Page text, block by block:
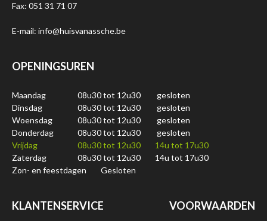
Fax: 051 31 71 07
E-mail: info@huisvanassche.be
OPENINGSUREN
Maandag 08u30 tot 12u30
gesloten
Dinsdag
08u30 tot 12u30
gesloten
Woensdag
08u30 tot 12u30
gesloten
Donderdag
08u30 tot 12u30
gesloten
Vrijdag
08u30 tot 12u30
14u tot 17u30
Zaterdag
08u30 tot 12u30
14u tot 17u30
Zon- en feestdagen
Gesloten
KLANTENSERVICE VOORWAARDEN